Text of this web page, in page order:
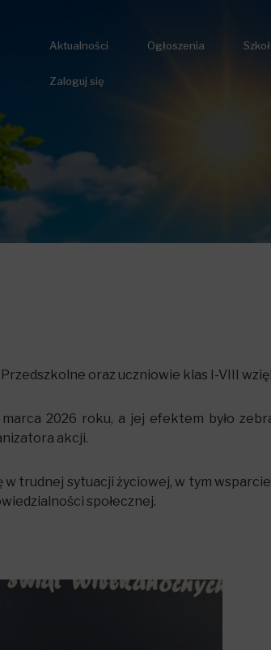
Aktualności Ogłoszenia
Zaloguj się
oraz uczniowie klas I-VIII
2026 roku, a jej efektem było
akcji.
trudnej sytuacji życiowej, w tym
społecznej.